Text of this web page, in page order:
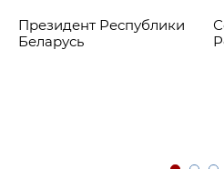
Президент Республики
Беларусь